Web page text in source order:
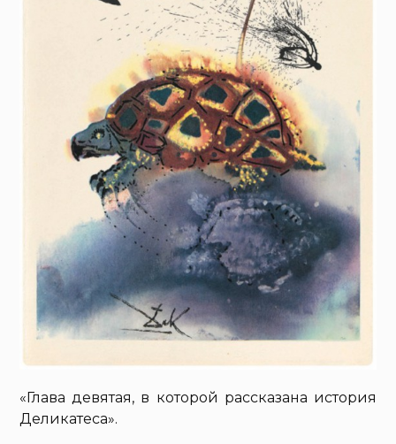
«Глава девятая, в которой рассказана история
Деликатеса».